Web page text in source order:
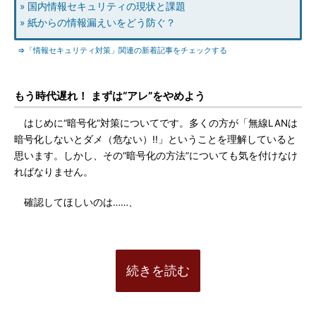
» 国内情報セキュリティの現状と課題
» 紙からの情報漏えいをどう防ぐ？
⇒「情報セキュリティ対策」関連の新着記事をチェックする
もう時代遅れ！ まずは“アレ”をやめよう
はじめに“暗号化”対策についてです。多くの方が「無線LANは
暗号化しないとダメ（危ない）!!」ということを理解していると
思います。しかし、その“暗号化の方法”についても気を付けなけ
ればなりません。
確認してほしいのは……、
続きを読む